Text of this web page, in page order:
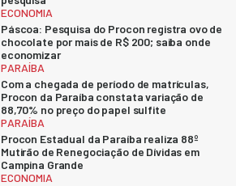
ECONOMIA
Páscoa: Pesquisa do Procon registra ovo de
chocolate por mais de R$ 200; saiba onde
economizar
PARAÍBA
Com a chegada de período de matrículas,
Procon da Paraíba constata variação de
88,70% no preço do papel sulfite
PARAÍBA
Procon Estadual da Paraíba realiza 88º
Mutirão de Renegociação de Dívidas em
Campina Grande
ECONOMIA